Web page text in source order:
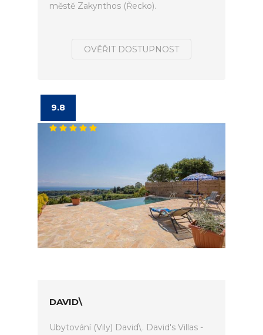
městě Zakynthos (Řecko).
OVĚŘIT DOSTUPNOST
9.8
DAVID\
Ubytování (Vily) David\. David's Villas -